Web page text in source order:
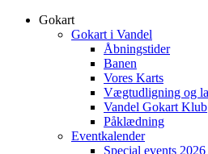
Gokart
Gokart i Vandel
Åbningstider
Banen
Vores Karts
Vægtudligning og
Vandel Gokart Klub
Påklædning
Eventkalender
Special events 2026